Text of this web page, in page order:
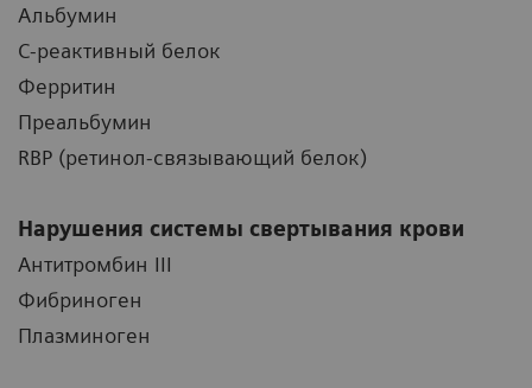
Альбумин
С-реактивный белок
Ферритин
Преальбумин
RBP (ретинол-связывающий белок)
Нарушения системы свертывания крови
Aнтитромбин III
Фибриноген
Плазминоген